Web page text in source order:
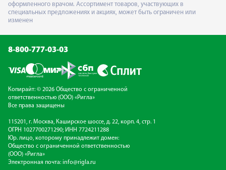
оформленного врачом. Ассортимент товаров, участвующих в
специальных предложениях и акциях, может быть ограничен или
изменен
8-800-777-03-03
Копирайт: © 2026 Общество с ограниченной
ответственностью (ООО) «Ригла»
Все права защищены
115201, г. Москва, Каширское шоссе, д. 22, корп. 4, стр. 1
ОГРН 1027700271290; ИНН 7724211288
Юр. лицо, которому принадлежит домен:
Общество с ограниченной ответственностью
(ООО) «Ригла»
Электронная почта: info@rigla.ru